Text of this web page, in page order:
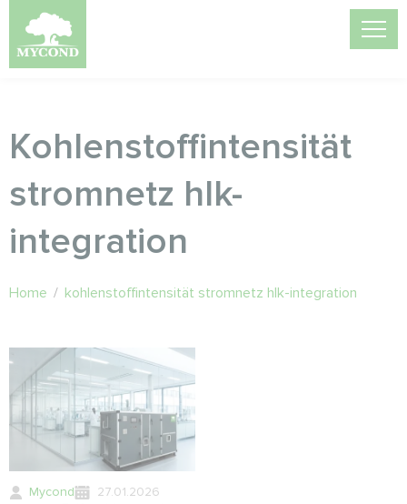
Kohlenstoffintensität
stromnetz hlk-
integration
Home / kohlenstoffintensität stromnetz hlk-integration
Mycond
27.01.2026